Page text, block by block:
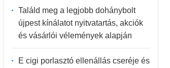
Találd meg a legjobb dohánybolt
újpest kínálatot nyitvatartás, akciók
és vásárlói vélemények alapján
E cigi porlasztó ellenállás cseréje és